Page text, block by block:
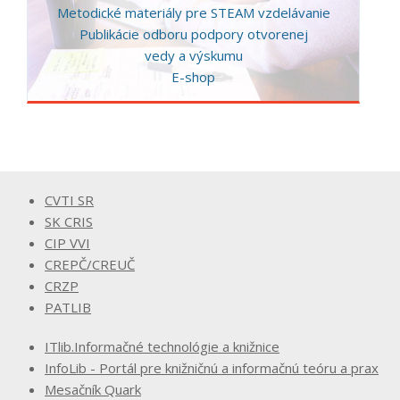
Metodické materiály pre STEAM vzdelávanie
Publikácie odboru podpory otvorenej
vedy a výskumu
E-shop
CVTI SR
SK CRIS
CIP VVI
CREPČ/CREUČ
CRZP
PATLIB
ITlib.Informačné technológie a knižnice
InfoLib - Portál pre knižničnú a informačnú teóru a prax
Mesačník Quark